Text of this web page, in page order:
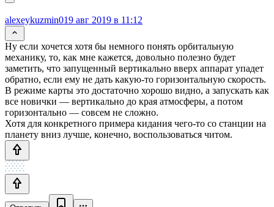
alexeykuzmin019 авг 2019 в 11:12
Ну если хочется хотя бы немного понять орбитальную
механику, то, как мне кажется, довольно полезно будет
заметить, что запущенный вертикально вверх аппарат упадет
обратно, если ему не дать какую-то горизонтальную скорость.
В режиме карты это достаточно хорошо видно, а запускать как
все новички — вертикально до края атмосферы, а потом
горизонтально — совсем не сложно.
Хотя для конкретного примера кидания чего-то со станции на
планету вниз лучше, конечно, воспользоваться читом.